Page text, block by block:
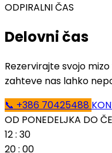
ODPIRALNI ČAS
Delovni čas
Rezervirajte svojo
zahteve nas lahko
📞 +386 70425488
OD PONEDELJKA DO
12: 30
20: 00